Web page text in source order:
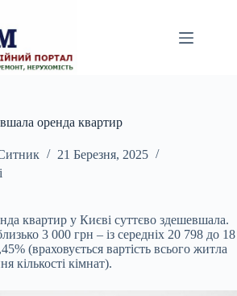
оренда квартир
21 Березня, 2025
квартир у Києві суттєво здешевшала.
3 000 грн – із середніх 20 798 до 18
(враховується вартість всього житла
кількості кімнат).